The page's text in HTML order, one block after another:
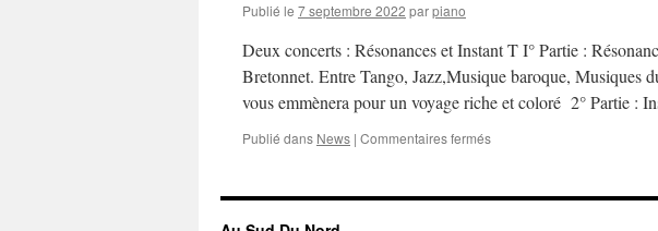
20h30
>
Itteville
Publié le 7 septembre 2022 parpiano
Deux concerts : Résonances et Instant T I° Partie :
Bretonnet. Entre Tango, Jazz,Musique baroque, Musiques
vous emmènera pour un voyage riche et coloré 2° Partie :
Publié dans News | Commentaires ferméssur
septembre